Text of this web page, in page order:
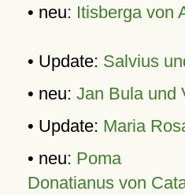
• neu: Itisberga von
• Update: Salvius
• neu: Jan Bula und
• Update: Maria
• neu: Poma
Donatianus von